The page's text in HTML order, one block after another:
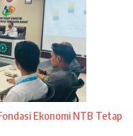
Ekonomi NTB Tetap